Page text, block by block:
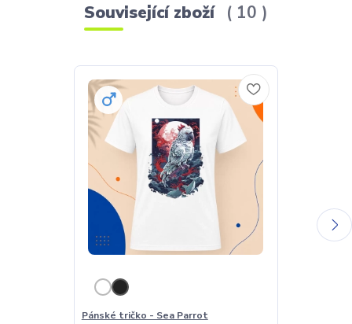
Související zboží 10
Pánské tričko - Sea Parrot